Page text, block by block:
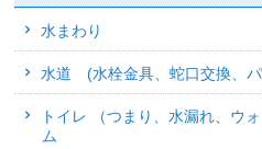
水まわり
水道 (水栓金具、蛇口交換、パ
トイレ （つまり、水漏れ、ウ
ム